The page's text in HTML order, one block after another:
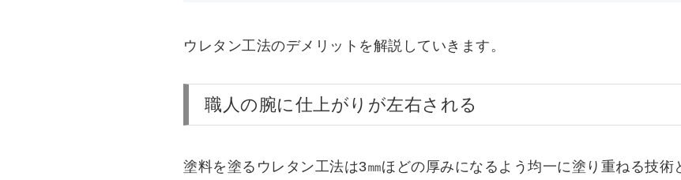
ウレタン工法のデメリットを解説していきます。
職人の腕に仕上がりが左右される
塗料を塗るウレタン工法は3㎜ほどの厚みになるよう均一に塗り重ねる技